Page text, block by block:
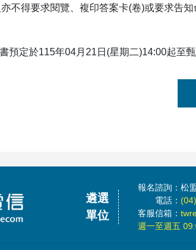
不得要求閱覽、複印答案卡(卷)或要求告知
預定於115年04月21日(星期二)14:00起至
遴選
單位
報名諮詢：松
電話：
客服信箱：
週一至週五